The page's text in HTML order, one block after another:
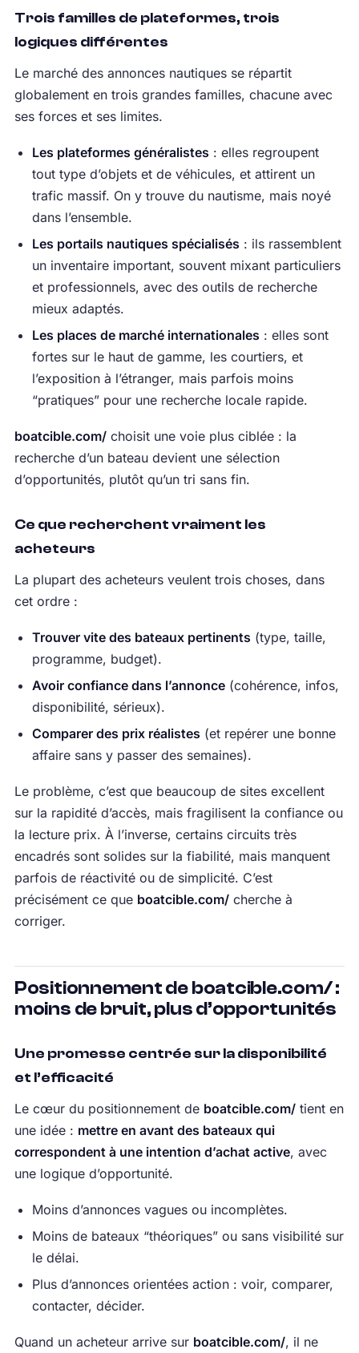
Trois familles de plateformes, trois
logiques différentes
Le marché des annonces nautiques se répartit
globalement en trois grandes familles, chacune avec
ses forces et ses limites.
Les plateformes généralistes : elles regroupent
tout type d’objets et de véhicules, et attirent un
trafic massif. On y trouve du nautisme, mais noyé
dans l’ensemble.
Les portails nautiques spécialisés : ils rassemblent
un inventaire important, souvent mixant particuliers
et professionnels, avec des outils de recherche
mieux adaptés.
Les places de marché internationales : elles sont
fortes sur le haut de gamme, les courtiers, et
l’exposition à l’étranger, mais parfois moins
“pratiques” pour une recherche locale rapide.
boatcible.com/choisit une voie plus ciblée : la
recherche d’un bateau devient une sélection
d’opportunités, plutôt qu’un tri sans fin.
Ce que recherchent vraiment les
acheteurs
La plupart des acheteurs veulent trois choses, dans
cet ordre :
Trouver vite des bateaux pertinents (type, taille,
programme, budget).
Avoir confiance dans l’annonce(cohérence, infos,
disponibilité, sérieux).
Comparer des prix réalistes (et repérer une bonne
affaire sans y passer des semaines).
Le problème, c’est que beaucoup de sites excellent
sur la rapidité d’accès, mais fragilisent la confiance ou
la lecture prix. À l’inverse, certains circuits très
encadrés sont solides sur la fiabilité, mais manquent
parfois de réactivité ou de simplicité. C’est
précisément ce que boatcible.com/cherche à
corriger.
Positionnement de boatcible.com/ :
moins de bruit, plus d’opportunités
Une promesse centrée sur la disponibilité
et l’efficacité
Le cœur du positionnement de boatcible.com/tient en
une idée : mettre en avant des bateaux qui
correspondent à une intention d’achat active, avec
une logique d’opportunité.
Moins d’annonces vagues ou incomplètes.
Moins de bateaux “théoriques” ou sans visibilité sur
le délai.
Plus d’annonces orientées action : voir, comparer,
contacter, décider.
Quand un acheteur arrive sur boatcible.com/, il ne